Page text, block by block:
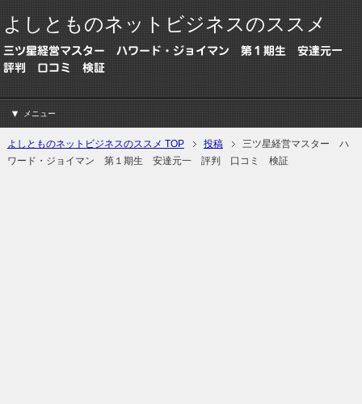
よしとものネットビジネスのススメ
三ツ星経営マスター ハワード・ジョイマン 第１期生 安達元一
評判 口コミ 検証
メニュー
よしとものネットビジネスのススメ TOP 投稿
三ツ星経営マスター ハ
ワード・ジョイマン 第１期生 安達元一 評判 口コミ 検証